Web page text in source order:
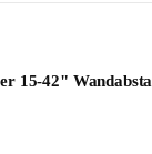
15-42"